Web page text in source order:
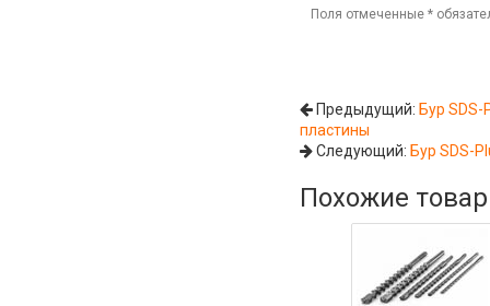
Поля отмеченные*
Предыдущий: Бур
пластины
Следующий: Бур SDS-
Похожие